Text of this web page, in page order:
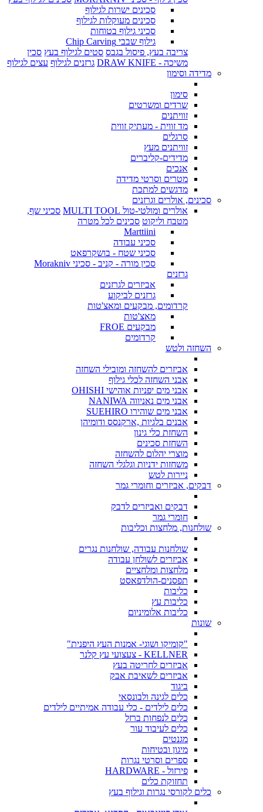
סכינים ישרות לגילוף
סכינים מעוקלות לגילוף
סכיני גילוף בטוחות
גילוף שבבי Chip Carving
צריבה בעץ, פיסול בגבס סטים לגילוף בעץ סכין
משיכה - DRAW KNIFE
גרזנים לגילוף עצים לגילוף
מדידה וסימון
סימון
שרדים ומשרטים
זוויתנים
מד זווית - מעתיק זווית
סרגלים
זוויתנים מעץ
מדידים-קליברים
אנכים
מטרים וסרטי מדידה
מדגשים למתכת
סכינים, אולרים וגרזנים
אולרים ומולטי-טול MULTI TOOL
סכיני שף,
מטבח וליקוט סכינים לכל מטרה
Marttiini
סכיני עבודה
סכיני שטח - בושקרפאט
סכין מורה - קניב - סכיני Morakniv
גרזנים
אביזרים לגרזנים
גרזנים לביקוע
קרדומים, מבקעים ומאצ'טות
מאצ'טות
מבקעים FROE
קרדומים
השחזה ולטש
אביזרים להשחזה ומובילי השחזה
אבני השחזה לכלי גילוף
אבני מים יפניות אוהישי OHISHI
אבני מים נאניווה NANIWA
אבני מים שוהירו SUEHIRO
אבנים בלגיות ,ארקנסס ודומיהן
השחזת כלי גינון
השחזת סכינים
מוצרי יהלום להשחזה
משחזות ידניות וגלגלי השחזה
ניירות לטש
דבקים, אביזרים וחומרי גמר
דבקים ואביזרים לדבק
חומרי גמר
שולחנות, מלחצות וכליבות
שולחנות עבודה, שולחנות נגרים
אביזרים לשולחן עבודה
מלחצות ומלחציים
תפסנים-הולדפאסט
כליבות
כליבות עץ
כליבות אלומיניום
שונות
"קומיקו ושוגי- אמנות העץ היפנית"
KELLNER - צעצועי עץ קלנר
אביזרים לחריטה בעץ
אביזרים לשאיבת אבק
ביגוד
כלים לגינה ולבונסאי
כלים לילדים - כלי עבודה אמיתיים לילדים
כלים לנפחות ברזל
כלים לעיבוד עור
מגנטים
מיגון ובטיחות
ספרים וסרטי נגרות
פירזול - HARDWARE
תחזוקת כלים
כלים לקורסי נגרות וגילוף בעץ